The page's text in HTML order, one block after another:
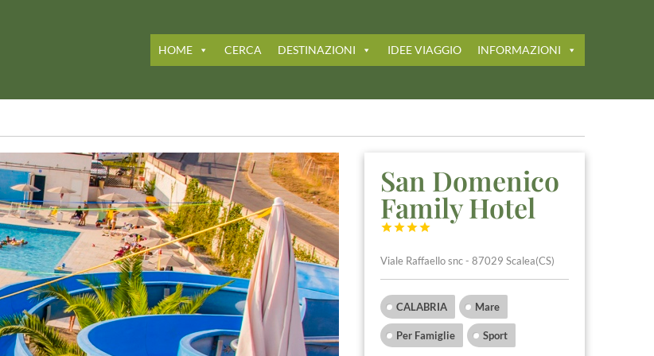
HOME CERCA DESTINAZIONI IDEE VIAGGIO INFORMAZIONI
San Domenico
Family Hotel




Viale Raffaello snc - 87029 Scalea(CS)
CALABRIA Mare
Per Famiglie Sport